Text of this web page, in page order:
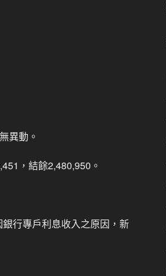
異動。
，結餘2,480,950。
行專戶利息收入之原因，新